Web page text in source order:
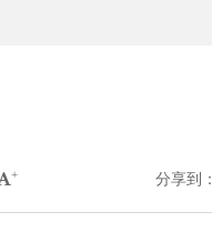
+ 分享到：